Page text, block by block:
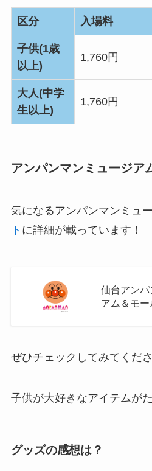
区分 入場料
子供(1歳
以上)
1,760円
大人(中学
生以上)
1,760円
アンパンマンミュージア
気になるアンパンマンミュー
ト に詳細が載っています！
仙台アン
アム＆モー
ぜひチェックしてみてくださ
子供が大好きなアイテムが
グッズの感想は？